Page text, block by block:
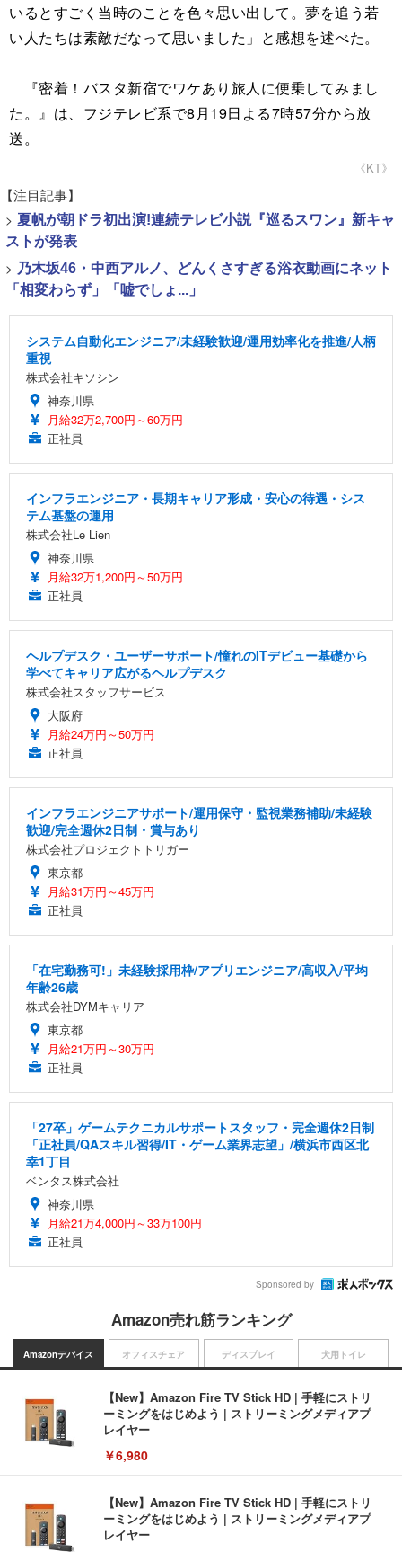
いるとすごく当時のことを色々思い出して。夢を追う若
い人たちは素敵だなって思いました」と感想を述べた。
『密着！バスタ新宿でワケあり旅人に便乗してみまし
た。』は、フジテレビ系で8月19日よる7時57分から放
送。
《KT》
【注目記事】
> 夏帆が朝ドラ初出演!連続テレビ小説『巡るスワン』新キャ
ストが発表
> 乃木坂46・中西アルノ、どんくさすぎる浴衣動画にネット
「相変わらず」「嘘でしょ...」
システム自動化エンジニア/未経験歓迎/運用効率化を推進/人柄
重視
株式会社キソシン
神奈川県
月給32万2,700円～60万円
正社員
インフラエンジニア・長期キャリア形成・安心の待遇・シス
テム基盤の運用
株式会社Le Lien
神奈川県
月給32万1,200円～50万円
正社員
ヘルプデスク・ユーザーサポート/憧れのITデビュー基礎から
学べてキャリア広がるヘルプデスク
株式会社スタッフサービス
大阪府
月給24万円～50万円
正社員
インフラエンジニアサポート/運用保守・監視業務補助/未経験
歓迎/完全週休2日制・賞与あり
株式会社プロジェクトトリガー
東京都
月給31万円～45万円
正社員
「在宅勤務可!」未経験採用枠/アプリエンジニア/高収入/平均
年齢26歳
株式会社DYMキャリア
東京都
月給21万円～30万円
正社員
「27卒」ゲームテクニカルサポートスタッフ・完全週休2日制
「正社員/QAスキル習得/IT・ゲーム業界志望」/横浜市西区北
幸1丁目
ベンタス株式会社
神奈川県
月給21万4,000円～33万100円
正社員
Sponsored by
Amazon売れ筋ランキング
Amazonデバイス
【New】Amazon Fire TV Stick HD | 手軽にストリ
ーミングをはじめよう | ストリーミングメディアプ
レイヤー
￥6,980
【New】Amazon Fire TV Stick HD | 手軽にストリ
ーミングをはじめよう | ストリーミングメディアプ
レイヤー
オフィスチェア ディスプレイ 犬用トイレ